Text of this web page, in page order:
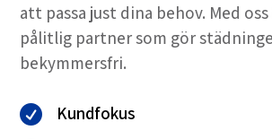
att passa just dina behov. Med
pålitlig partner som gör
bekymmersfri.
 Kundfokus